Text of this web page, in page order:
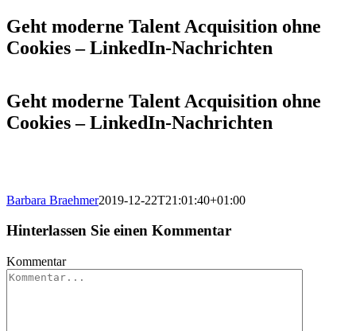
Geht moderne Talent Acquisition ohne
Cookies – LinkedIn-Nachrichten
Geht moderne Talent Acquisition ohne
Cookies – LinkedIn-Nachrichten
Barbara Braehmer2019-12-22T21:01:40+01:00
Hinterlassen Sie einen Kommentar
Kommentar